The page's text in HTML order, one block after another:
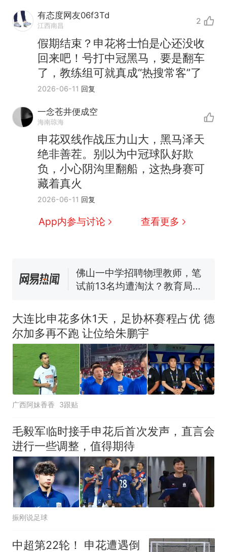
有态度网友06f3Td
江西南昌 2
假期结束？申花将士怕是心还没收
回来吧！号打中冠黑马，要是翻车
了，教练组可就真成“热搜常客”了
2026-06-11 回复
一念苍井便成空
海南琼海
申花双线作战压力山大，黑马泽天
绝非善茬。别以为中冠球队好欺
负，小心阴沟里翻船，这热身赛可
藏着真火
2026-06-11 回复
App内参与讨论 查看更多
热 那个在床头放菜刀的女孩，
因老师一句“跟我回家”改写了
人生
新 费大厨“全国小炒肉大王”称
号，仅凭视频评出？中国烹饪
协会回应
搬家报价570元，搬到楼下交
5060元才肯搬上楼！女子傻眼
了……
台风"白海豚"中心附近最大风
已叫停招聘，成立调查组全面
核查
笔试第一被第二名传话劝弃考
官方通报
因老师一句“跟我回家”改写了
人生
大连比申花多休1天，足协杯赛程占优 德
尔加多再不跑 让位给朱鹏宇
广西阿妹香香 3跟贴
毛毅军临时接手申花后首次发声，直言会
进行一些调整，值得期待
振刚说足球
中超第22轮！ 申花遭遇倒